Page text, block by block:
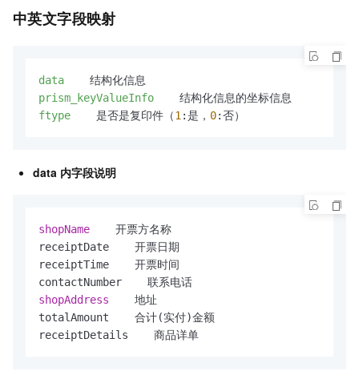
中英文字段映射
data
prism_keyValueInfo
ftype
    是否是复印件（
1:是， 0
data 内字段说明
shopName
   开票方名称
receiptDate    开票日期
receiptTime    开票时间
shopAddress
   地址
totalAmount    合计(实付)金额